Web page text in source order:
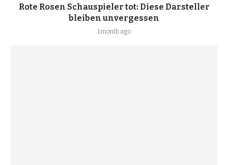
Rote Rosen Schauspieler tot: Diese Darsteller
bleiben unvergessen
1 month ago